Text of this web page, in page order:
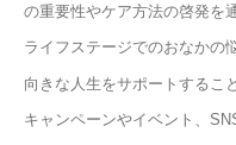
の重要性やケア方法の啓発を
ライフステージでのおなかの
向きな人生をサポートするこ
キャンペーンやイベント、